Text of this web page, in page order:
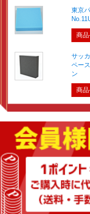
東京
商
サッ
ペー
ン
商